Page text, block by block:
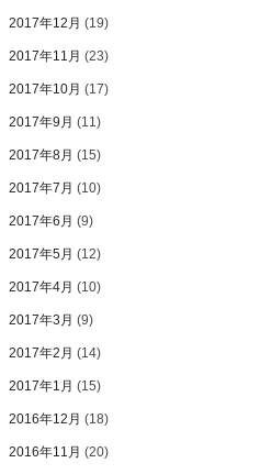
2017年12月 (19)
2017年11月 (23)
2017年10月 (17)
2017年9月 (11)
2017年8月 (15)
2017年7月 (10)
2017年6月 (9)
2017年5月 (12)
2017年4月 (10)
2017年3月 (9)
2017年2月 (14)
2017年1月 (15)
2016年12月 (18)
2016年11月 (20)